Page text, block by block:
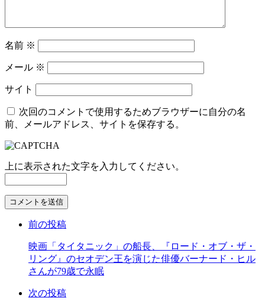
名前 ※
メール ※
サイト
次回のコメントで使用するためブラウザーに自分の名
前、メールアドレス、サイトを保存する。
上に表示された文字を入力してください。
コ
す
る
前の投稿
映画「タイタニック」の船長、『ロード・オブ・ザ・
リング』のセオデン王を演じた俳優バーナード・ヒル
さんが79歳で永眠
次の投稿